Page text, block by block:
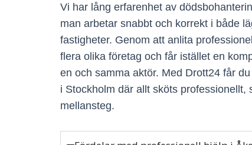
Vi har lång erfarenhet av
man arbetar snabbt och korrekt i både
fastigheter. Genom att anlita
flera olika företag och får istället en
en och samma aktör. Med Drott24 får
i Stockholm där allt sköts professionellt,
mellansteg.